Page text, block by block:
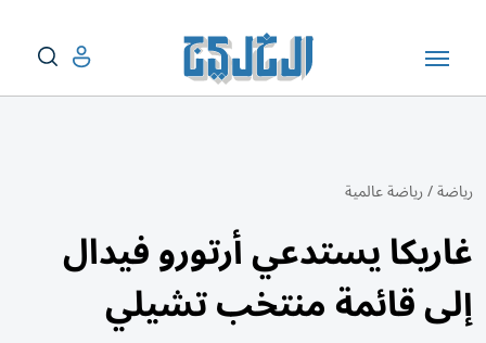
رياضة/رياضة عالمية
غاريكا يستدعي أرتورو فيدال
إلى قائمة منتخب تشيلي